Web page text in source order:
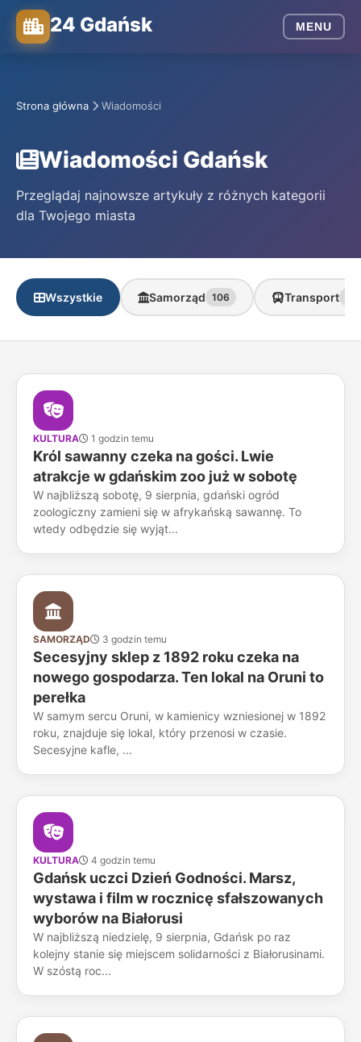
24 Gdańsk MENU
Strona główna Wiadomości
Wiadomości Gdańsk
Przeglądaj najnowsze artykuły z różnych kategorii
dla Twojego miasta
Wszystkie Samorząd 106 Transport
KULTURA 1 godzin temu
Król sawanny czeka na gości. Lwie
atrakcje w gdańskim zoo już w sobotę
W najbliższą sobotę, 9 sierpnia, gdański ogród
zoologiczny zamieni się w afrykańską sawannę. To
wtedy odbędzie się wyjąt...
SAMORZĄD 3 godzin temu
Secesyjny sklep z 1892 roku czeka na
nowego gospodarza. Ten lokal na Oruni to
perełka
W samym sercu Oruni, w kamienicy wzniesionej w 1892
roku, znajduje się lokal, który przenosi w czasie.
Secesyjne kafle, ...
KULTURA 4 godzin temu
Gdańsk uczci Dzień Godności. Marsz,
wystawa i film w rocznicę sfałszowanych
wyborów na Białorusi
W najbliższą niedzielę, 9 sierpnia, Gdańsk po raz
kolejny stanie się miejscem solidarności z Białorusinami.
W szóstą roc...